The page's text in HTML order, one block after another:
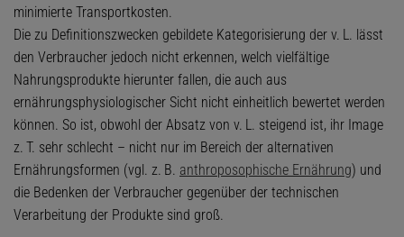
minimierte Transportkosten.
Die zu Definitionszwecken gebildete Kategorisierung der v. L. lässt
den Verbraucher jedoch nicht erkennen, welch vielfältige
Nahrungsprodukte hierunter fallen, die auch aus
ernährungsphysiologischer Sicht nicht einheitlich bewertet werden
können. So ist, obwohl der Absatz von v. L. steigend ist, ihr Image
z. T. sehr schlecht – nicht nur im Bereich der alternativen
Ernährungsformen (vgl. z. B. anthroposophische Ernährung) und
die Bedenken der Verbraucher gegenüber der technischen
Verarbeitung der Produkte sind groß.